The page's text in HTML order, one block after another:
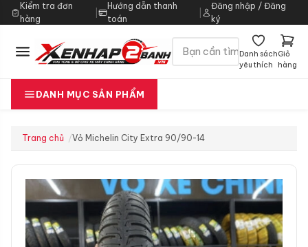
Kiểm tra đơn
hàng
|
Hướng dẫn thanh
toán
Đăng nhập / Đăng
ký
Danh sách
yêu thích
Giỏ
hàng
DANH MỤC SẢN PHẨM
Trang chủ Vỏ Michelin City Extra 90/90-14